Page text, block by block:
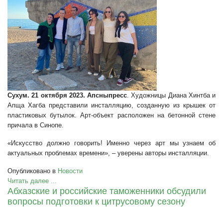
Сухум. 21 октября 2023. Апсныпресс. Художницы Диана Хинтба и
Апща Хагба представили инсталляцию, созданную из крышек от
пластиковых бутылок. Арт-объект расположен на бетонной стене
причала в Синопе.
«Искусство должно говорить! Именно через арт мы узнаем об
актуальных проблемах времени», – уверены авторы инсталляции.
Опубликовано в Новости
Читать далее ...
Абхазские и российские таможенники обсудили
вопросы подготовки к цитрусовому сезону